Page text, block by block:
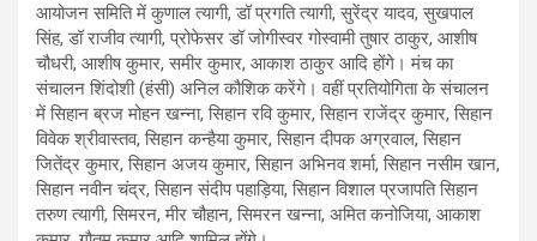
आयोजन समिति में कुणाल त्यागी, डॉ प्रगति त्यागी, सुरेंद्र यादव, सुखपाल
सिंह, डॉ राजीव त्यागी, प्रोफेसर डॉ जोगीस्वर गोस्वामी तुषार ठाकुर, आशीष
चौधरी, आशीष कुमार, समीर कुमार, आकाश ठाकुर आदि होंगे। मंच का
संचालन शिंदोशी (हंसी) अनिल कौशिक करेंगे। वहीं प्रतियोगिता के संचालन
में सिहान ब्रज मोहन खन्ना, सिहान रवि कुमार, सिहान राजेंद्र कुमार, सिहान
विवेक श्रीवास्तव, सिहान कन्हैया कुमार, सिहान दीपक अग्रवाल, सिहान
जितेंद्र कुमार, सिहान अजय कुमार, सिहान अभिनव शर्मा, सिहान नसीम खान,
सिहान नवीन चंद्र, सिहान संदीप पहाड़िया, सिहान विशाल प्रजापति सिहान
तरुण त्यागी, सिमरन, मीर चौहान, सिमरन खन्ना, अमित कनोजिया, आकाश